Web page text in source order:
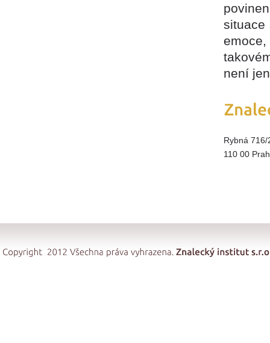
situace
není
Rybná 716/
110 00